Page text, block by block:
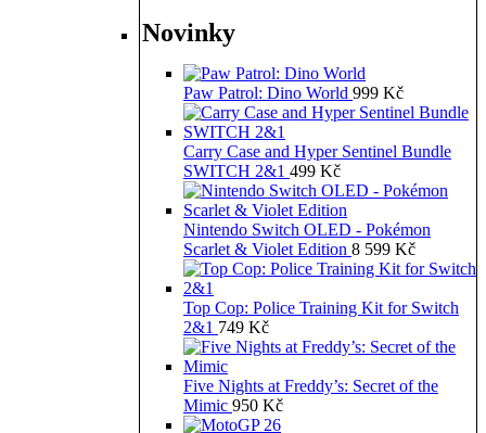
Novinky
Paw Patrol: Dino World 999 Kč
Carry Case and Hyper Sentinel Bundle
SWITCH 2&1 499 Kč
Nintendo Switch OLED - Pokémon
Scarlet & Violet Edition 8 599 Kč
Top Cop: Police Training Kit for Switch
2&1 749 Kč
Five Nights at Freddy’s: Secret of the
Mimic 950 Kč